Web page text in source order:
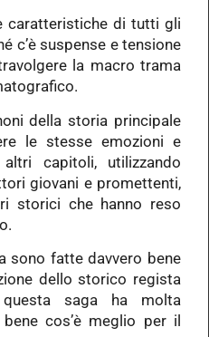
caratteristiche di tutti gli
c’è suspense e tensione
la macro trama
della storia principale
le stesse emozioni e
capitoli, utilizzando
giovani e promettenti,
storici che hanno reso
sono fatte davvero bene
dello storico regista
saga ha molta
cos’è meglio per il